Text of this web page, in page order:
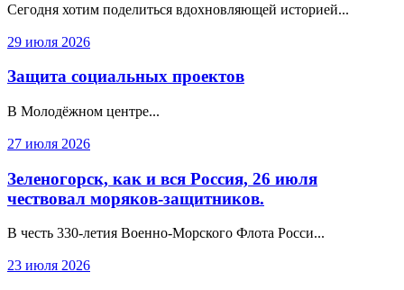
Сегодня хотим поделиться вдохновляющей историей...
29 июля 2026
Защита социальных проектов
В Молодёжном центре...
27 июля 2026
Зеленогорск, как и вся Россия, 26 июля
чествовал моряков-защитников.
В честь 330‑летия Военно‑Морского Флота Росси...
23 июля 2026